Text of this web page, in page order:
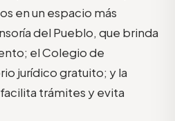
en un espacio más
del Pueblo, que brinda
el Colegio de
jurídico gratuito; y la
trámites y evita